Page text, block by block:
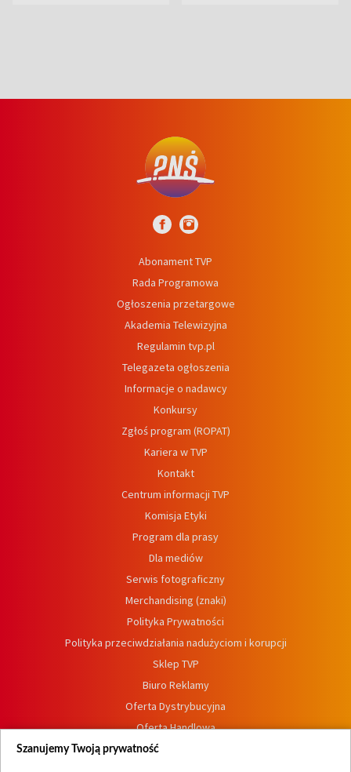
Abonament TVP
Rada Programowa
Ogłoszenia przetargowe
Akademia Telewizyjna
Regulamin tvp.pl
Telegazeta ogłoszenia
Informacje o nadawcy
Konkursy
Zgłoś program (ROPAT)
Kariera w TVP
Kontakt
Centrum informacji TVP
Komisja Etyki
Program dla prasy
Dla mediów
Serwis fotograficzny
Merchandising (znaki)
Polityka Prywatności
Polityka przeciwdziałania nadużyciom i korupcji
Sklep TVP
Biuro Reklamy
Oferta Dystrybucyjna
Oferta Handlowa
Dostępność
Szanujemy Twoją prywatność